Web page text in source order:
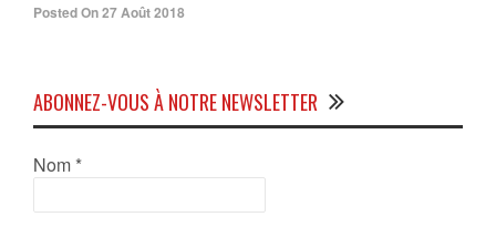
Posted On 27 Août 2018
ABONNEZ-VOUS À NOTRE NEWSLETTER
Nom *